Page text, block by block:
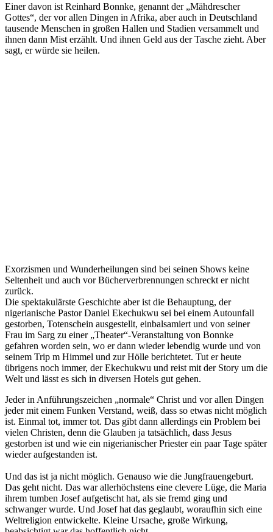
Einer davon ist Reinhard Bonnke, genannt der „Mähdrescher
Gottes“, der vor allen Dingen in Afrika, aber auch in Deutschland
tausende Menschen in großen Hallen und Stadien versammelt und
ihnen dann Mist erzählt. Und ihnen Geld aus der Tasche zieht. Aber
sagt, er würde sie heilen.
Exorzismen und Wunderheilungen sind bei seinen Shows keine
Seltenheit und auch vor Bücherverbrennungen schreckt er nicht
zurück.
Die spektakulärste Geschichte aber ist die Behauptung, der
nigerianische Pastor Daniel Ekechukwu sei bei einem Autounfall
gestorben, Totenschein ausgestellt, einbalsamiert und von seiner
Frau im Sarg zu einer „Theater“-Veranstaltung von Bonnke
gefahren worden sein, wo er dann wieder lebendig wurde und von
seinem Trip m Himmel und zur Hölle berichtetet. Tut er heute
übrigens noch immer, der Ekechukwu und reist mit der Story um die
Welt und lässt es sich in diversen Hotels gut gehen.
Jeder in Anführungszeichen „normale“ Christ und vor allen Dingen
jeder mit einem Funken Verstand, weiß, dass so etwas nicht möglich
ist. Einmal tot, immer tot. Das gibt dann allerdings ein Problem bei
vielen Christen, denn die Glauben ja tatsächlich, dass Jesus
gestorben ist und wie ein nigerianischer Priester ein paar Tage später
wieder aufgestanden ist.
Und das ist ja nicht möglich. Genauso wie die Jungfrauengeburt.
Das geht nicht. Das war allerhöchstens eine clevere Lüge, die Maria
ihrem tumben Josef aufgetischt hat, als sie fremd ging und
schwanger wurde. Und Josef hat das geglaubt, woraufhin sich eine
Weltreligion entwickelte. Kleine Ursache, große Wirkung,